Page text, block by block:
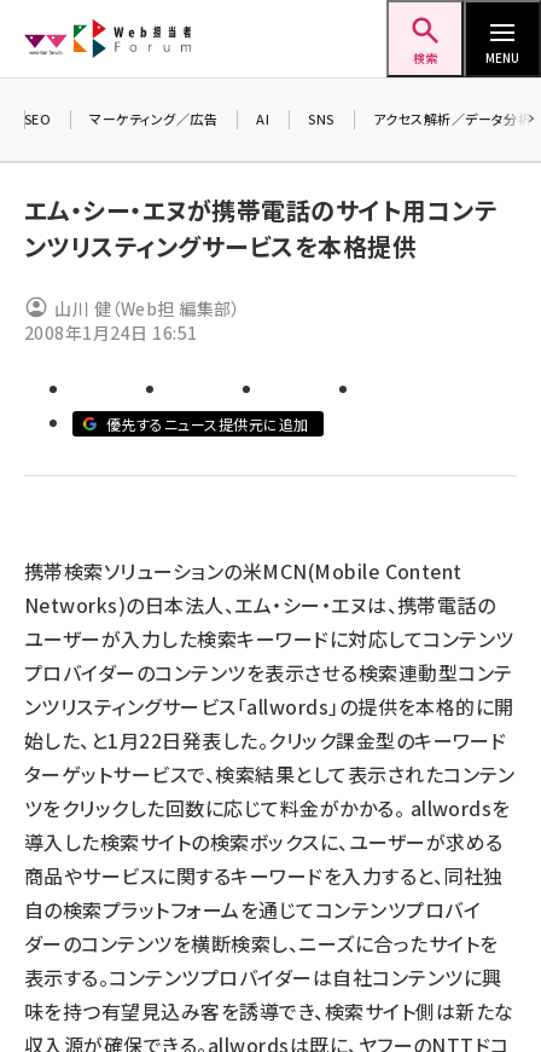
ン
検索 MENU
ai (2801)
note (2310)
llmo (1160)
SEO マーケティング／広告 AI SNS アクセス解析／データ分析
エム・シー・エヌが携帯電話のサイト用コンテ
ンツリスティングサービスを本格提供
山川 健（Web担 編集部）
2008年1月24日 16:51
優先するニュース提供元に追加
携帯検索ソリューションの米MCN(Mobile Content
Networks)の日本法人、エム・シー・エヌは、携帯電話の
ユーザーが入力した検索キーワードに対応してコンテンツ
プロバイダーのコンテンツを表示させる検索連動型コンテ
ンツリスティングサービス「allwords」の提供を本格的に開
始した、と1月22日発表した。クリック課金型のキーワード
ターゲットサービスで、検索結果として表示されたコンテン
ツをクリックした回数に応じて料金がかかる。 allwordsを
導入した検索サイトの検索ボックスに、ユーザーが求める
商品やサービスに関するキーワードを入力すると、同社独
自の検索プラットフォームを通じてコンテンツプロバイ
ダーのコンテンツを横断検索し、ニーズに合ったサイトを
表示する。コンテンツプロバイダーは自社コンテンツに興
味を持つ有望見込み客を誘導でき、検索サイト側は新たな
収入源が確保できる。allwordsは既に、ヤフーのNTTドコ